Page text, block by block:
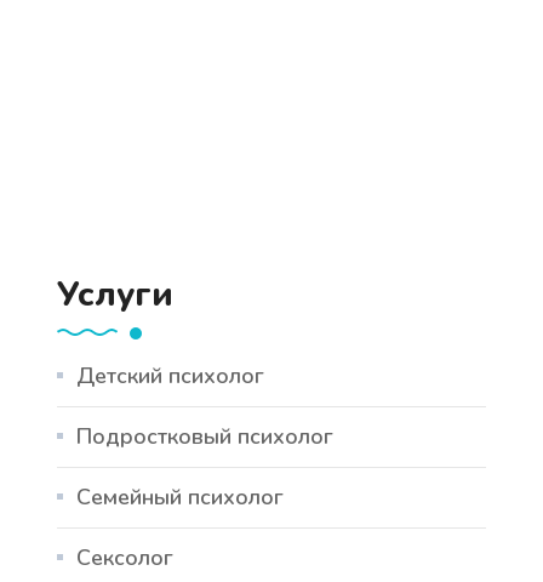
Услуги
Детский психолог
Подростковый психолог
Семейный психолог
Сексолог